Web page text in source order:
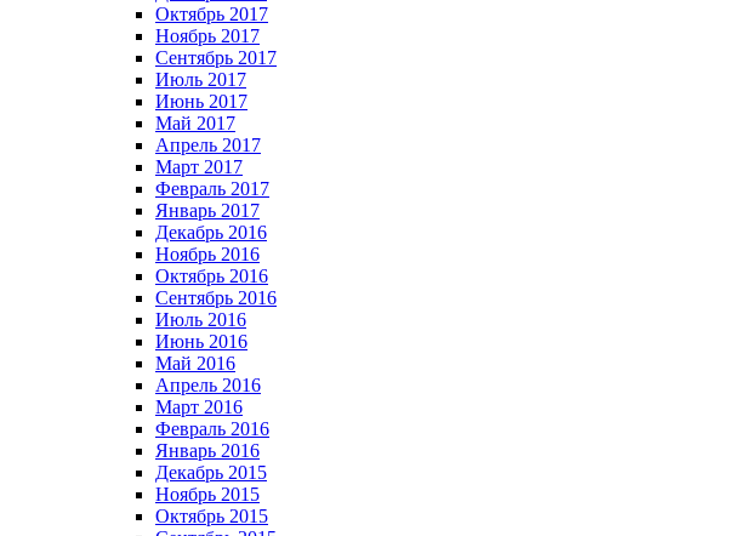
Октябрь 2017
Ноябрь 2017
Сентябрь 2017
Июль 2017
Июнь 2017
Май 2017
Апрель 2017
Март 2017
Февраль 2017
Январь 2017
Декабрь 2016
Ноябрь 2016
Октябрь 2016
Сентябрь 2016
Июль 2016
Июнь 2016
Май 2016
Апрель 2016
Март 2016
Февраль 2016
Январь 2016
Декабрь 2015
Ноябрь 2015
Октябрь 2015